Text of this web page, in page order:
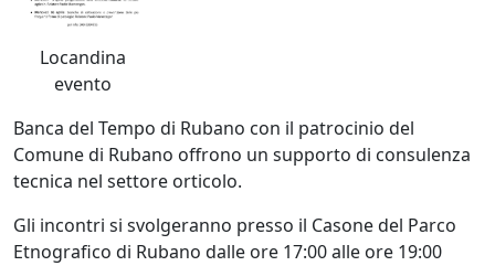
Locandina
evento
Banca del Tempo di Rubano con il patrocinio del
Comune di Rubano offrono un supporto di consulenza
tecnica nel settore orticolo.
Gli incontri si svolgeranno presso il Casone del Parco
Etnografico di Rubano dalle ore 17:00 alle ore 19:00